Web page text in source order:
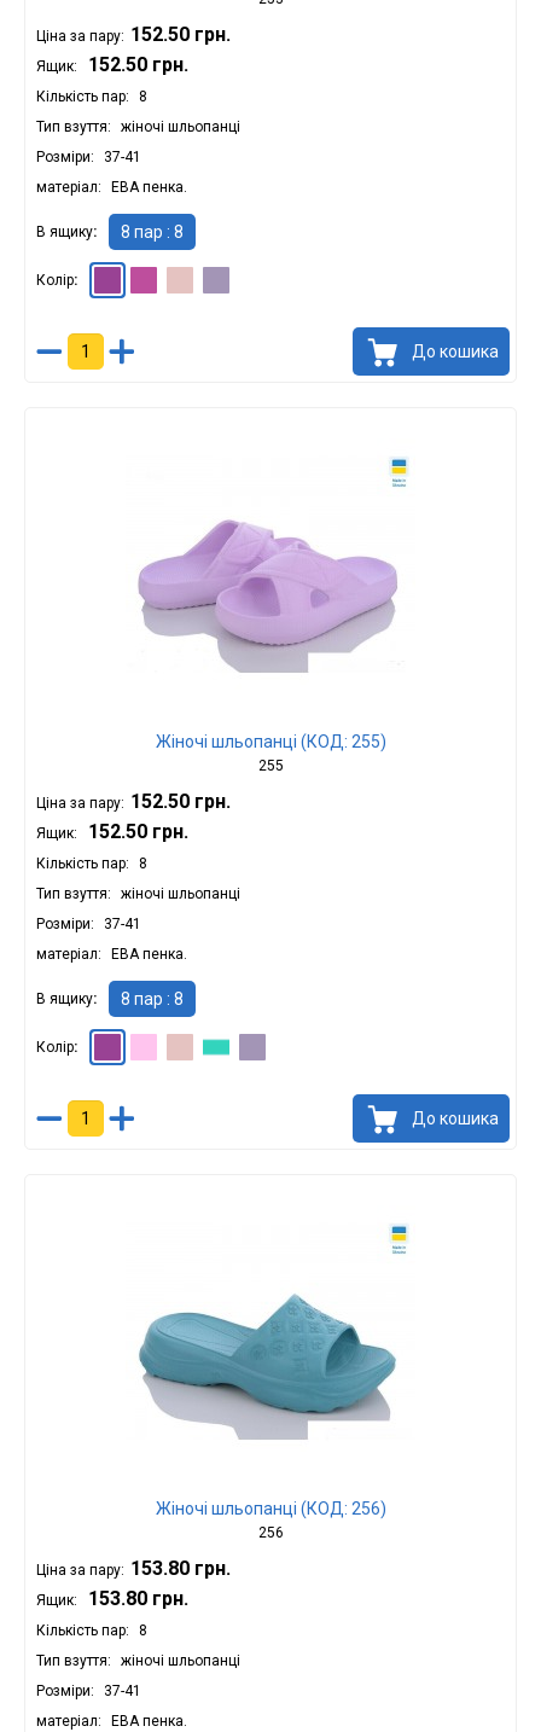
Ціна за пару: 152.50 грн.
Ящик: 152.50 грн.
Кількість пар
8
Тип взуття
жіночі шльопанці
Розміри
37-41
матеріал
ЕВА пенка.
В ящику 8 пар : 8
Колір
До кошика
Жіночі шльопанці (КОД: 255)
255
Ціна за пару: 152.50 грн.
Ящик: 152.50 грн.
Кількість пар
8
Тип взуття
жіночі шльопанці
Розміри
37-41
матеріал
ЕВА пенка.
В ящику 8 пар : 8
Колір
До кошика
Жіночі шльопанці (КОД: 256)
256
Ціна за пару: 153.80 грн.
Ящик: 153.80 грн.
Кількість пар
8
Тип взуття
жіночі шльопанці
Розміри
37-41
матеріал
ЕВА пенка.